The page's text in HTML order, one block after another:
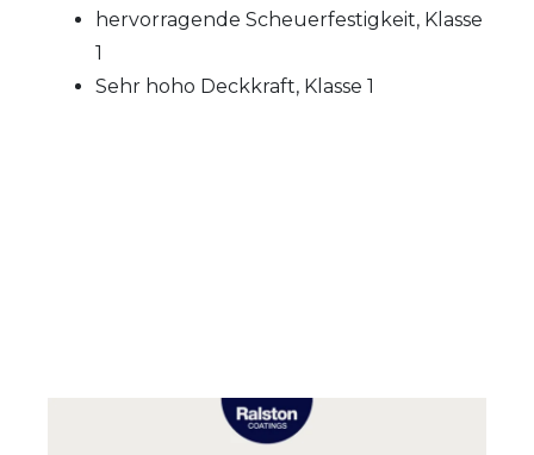
hervorragende Scheuerfestigkeit, Klasse
1
Sehr hoho Deckkraft, Klasse 1